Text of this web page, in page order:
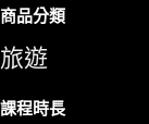
商品分類
旅遊
課程時長